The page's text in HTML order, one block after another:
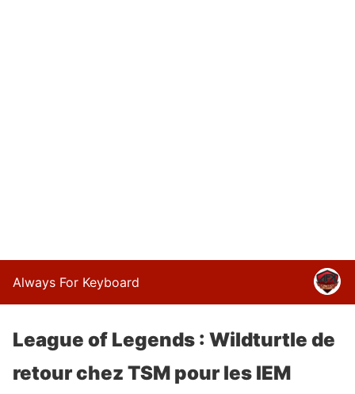
Always For Keyboard
League of Legends : Wildturtle de
retour chez TSM pour les IEM